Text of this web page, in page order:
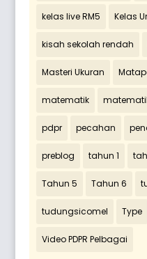
kelas live RM5 Kelas
kisah sekolah rendah
Masteri Ukuran
matematik
pdpr pecahan
preblog tahun 1
Tahun 5 Tahun 6
tudungsicomel Type
Video PDPR Pelbagai